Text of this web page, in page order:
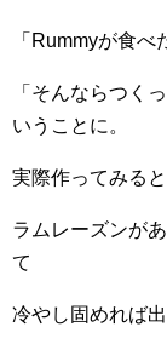
「Rummyが食
「そんならつく
いうことに。
実際作ってみる
ラムレーズンが
て
冷やし固めれば出